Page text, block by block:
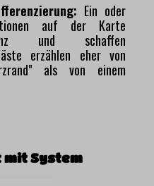
Ein oder
auf der Karte
und schaffen
erzählen eher von
als von einem
mit System